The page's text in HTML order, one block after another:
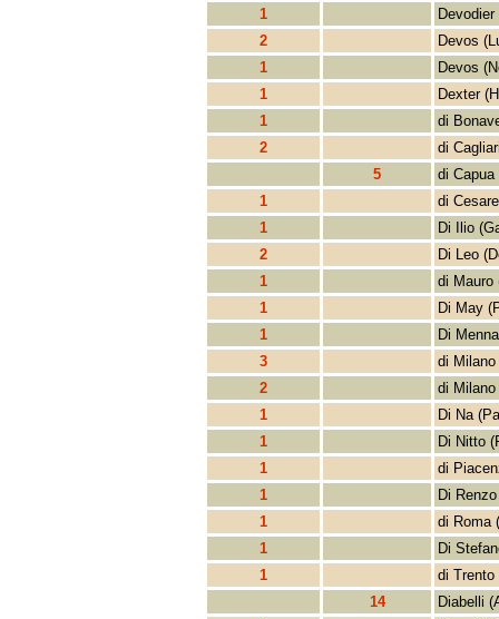
1
2
Devos
1
Devos
1
Dexter
1
di
2
di
5
di Capua
1
di
1
Di Ilio
2
Di Leo
1
di Mauro
1
Di May
1
Di
3
di
2
di
1
Di Na
1
Di Nitto
1
di
1
Di
1
di Roma
1
Di
1
di Trento
14
Diabelli